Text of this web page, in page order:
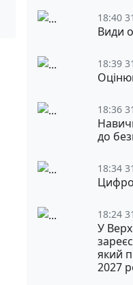
18:40
Види
18:39
18:36
до
18:34
18:24
У
який
2027